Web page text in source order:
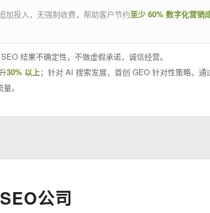
加投入，无强制收费，帮助客户节约至少 60% 数字化营销
结果不确定性，不做虚假承诺，诚信经营。
30% 以上；针对 AI 搜索发展，首创 GEO 针对性策略，通
。
公司